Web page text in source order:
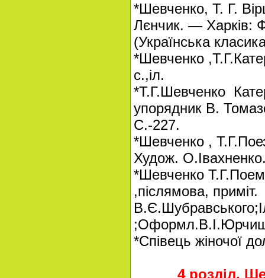
*Шевченко, Т. Г.
Лєнчик. — Харків:
(Українська
*Шевченко
с.,іл.
*Т.Г.Шевченко
упорядник В.
С.-227.
*Шевченко ,
Худож.
*Шевченко
,післямова, приміт.
*Співець жіночої
4 розділ.